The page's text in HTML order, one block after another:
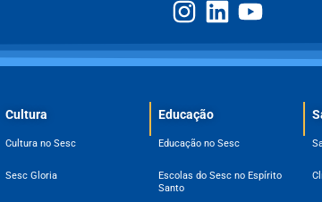
Cultura
Cultura no Sesc
Sesc Gloria
Educação
Educação no Sesc
Escolas do Sesc no Espírito
Santo